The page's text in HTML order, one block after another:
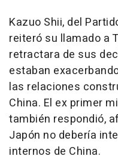
Kazuo Shii, del
reiteró su llamado a
retractara de sus
estaban
las relaciones
China. El ex primer
también respondió,
Japón no debería
internos de China.